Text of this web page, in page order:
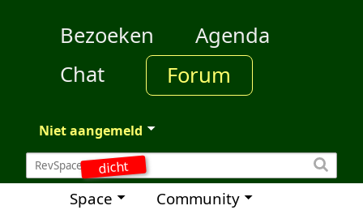
dicht
Bezoeken
Agenda
Chat
Forum
Niet aangemeld
Space Community